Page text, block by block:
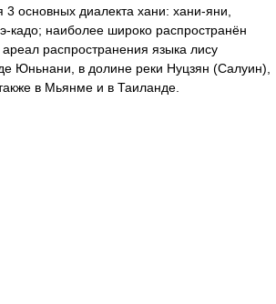
основных диалекта хани: хани-яни,
кадо; наиболее широко распространён
распространения языка лису
Юньнани, в долине реки Нуцзян (Салуин),
в Мьянме и в Таиланде.